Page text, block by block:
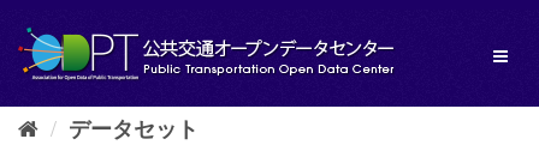
し
データセット